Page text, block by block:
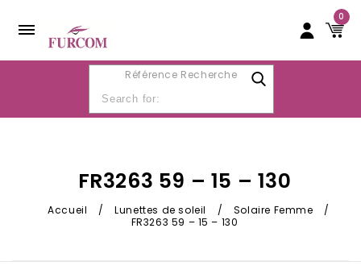
0
Référence Recherche
FR3263 59 – 15 – 130
Accueil / Lunettes de soleil / Solaire Femme
/
FR3263 59 – 15 – 130